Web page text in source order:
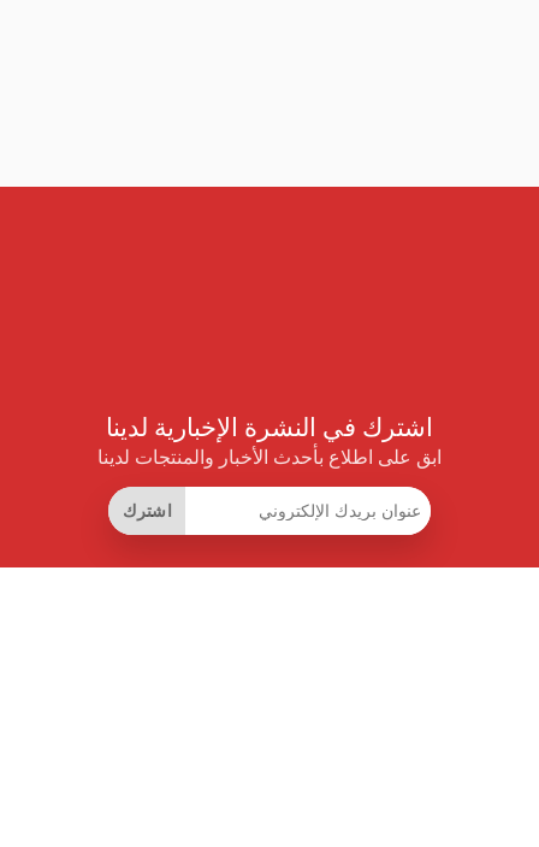
اشترك في النشرة الإخبارية لدينا
ابق على اطلاع بأحدث الأخبار والمنتجات لدينا
اشترك